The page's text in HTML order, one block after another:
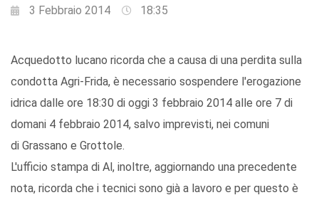
3 Febbraio 2014 18:35
Acquedotto lucano ricorda che a causa di una perdita sulla
condotta Agri-Frida, è necessario sospendere l'erogazione
idrica dalle ore 18:30 di oggi 3 febbraio 2014 alle ore 7 di
domani 4 febbraio 2014, salvo imprevisti, nei comuni
di Grassano e Grottole.
L'ufficio stampa di Al, inoltre, aggiornando una precedente
nota, ricorda che i tecnici sono già a lavoro e per questo è